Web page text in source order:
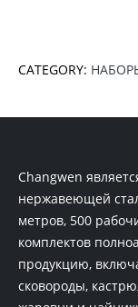
CATEGORY:
Changwen
нержавеющей
метров, 500
комплектов
продукцию,
сковороды,